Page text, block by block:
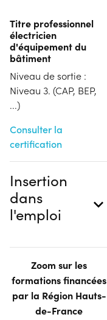
Titre professionnel
électricien
d'équipement du
bâtiment
Niveau de sortie :
Niveau 3. (CAP, BEP,
...)
Consulter la
certification
Insertion
dans
l'emploi
Zoom sur les
formations financées
par la Région Hauts-
de-France